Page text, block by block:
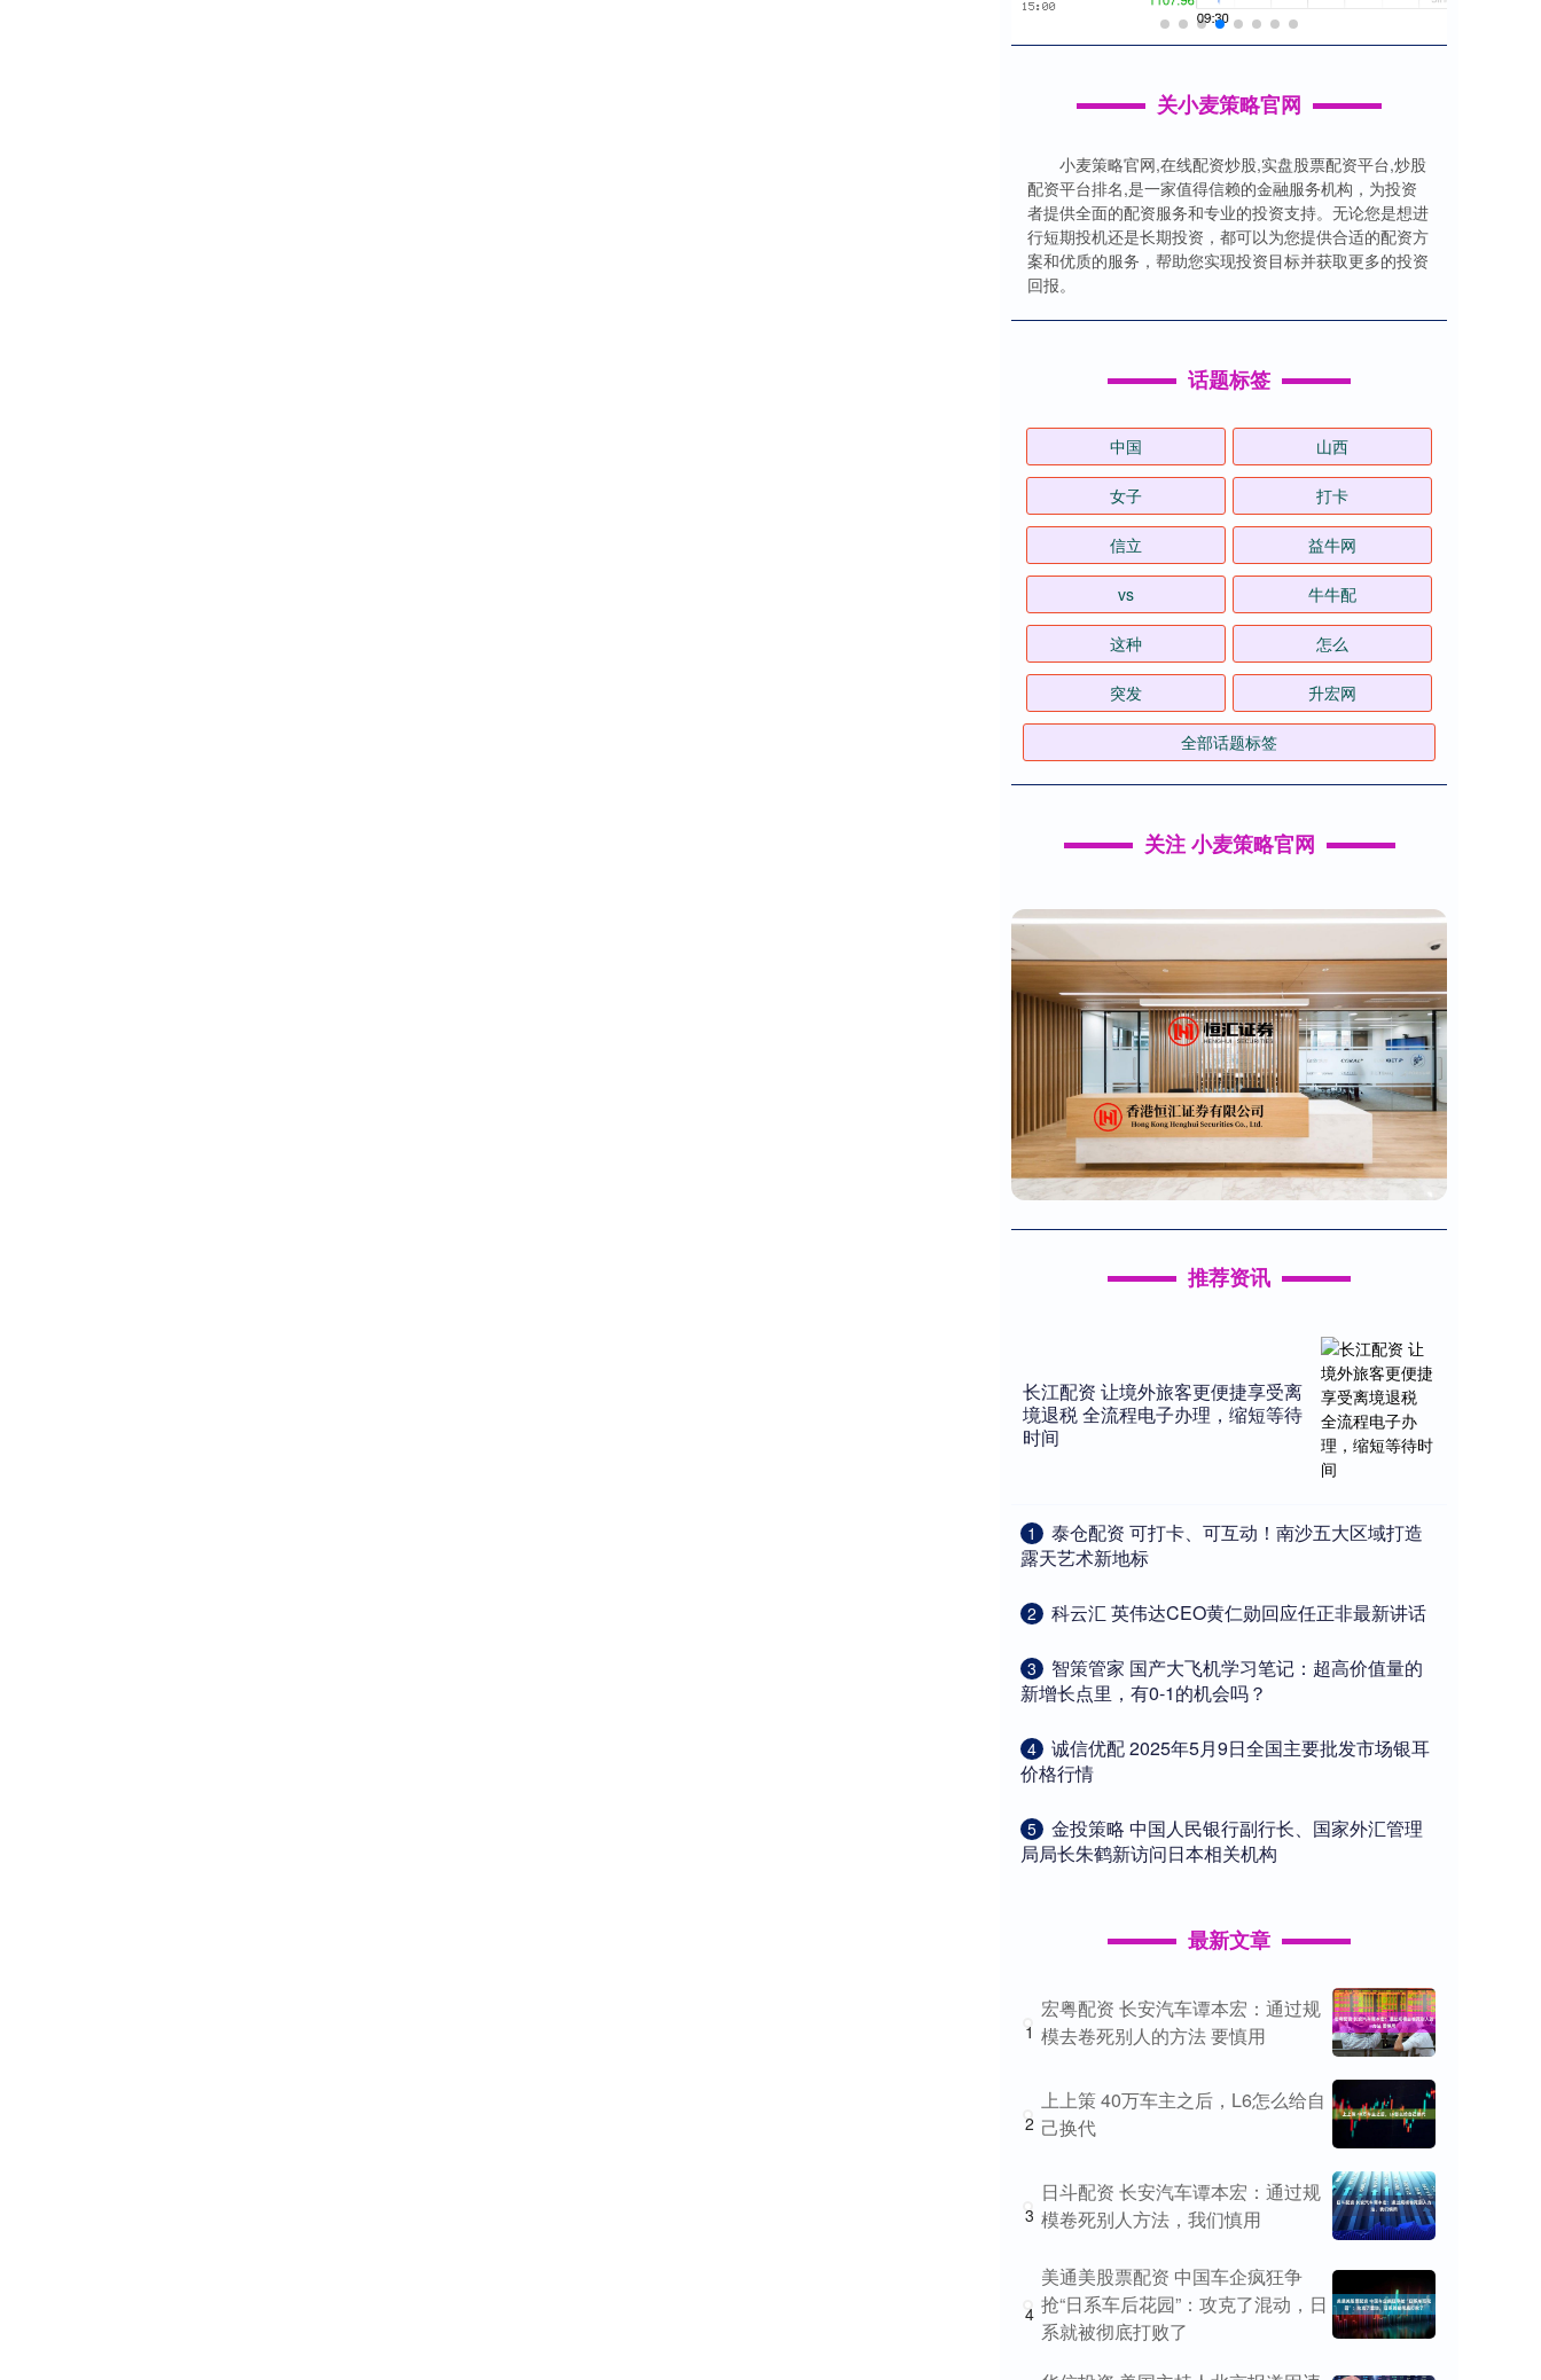
关小麦策略官网
小麦策略官网,在线配资炒股,实盘股票配资平台,炒股
配资平台排名,是一家值得信赖的金融服务机构，为投资
者提供全面的配资服务和专业的投资支持。无论您是想进
行短期投机还是长期投资，都可以为您提供合适的配资方
案和优质的服务，帮助您实现投资目标并获取更多的投资
回报。
话题标签
中国 山西
女子 打卡
信立 益牛网
vs 牛牛配
这种 怎么
突发 升宏网
全部话题标签
关注 小麦策略官网
推荐资讯
长江配资 让境外旅客更便捷享受离
境退税 全流程电子办理，缩短等待
时间
1
​泰仓配资 可打卡、可互动！南沙五大区域打造
露天艺术新地标
2 ​科云汇 英伟达CEO黄仁勋回应任正非最新讲话
3
​智策管家 国产大飞机学习笔记：超高价值量的
新增长点里，有0-1的机会吗？
4
​诚信优配 2025年5月9日全国主要批发市场银耳
价格行情
5
​金投策略 中国人民银行副行长、国家外汇管理
局局长朱鹤新访问日本相关机构
最新文章
1
宏粤配资 长安汽车谭本宏：通过规
模去卷死别人的方法 要慎用
2
上上策 40万车主之后，L6怎么给自
己换代
3
日斗配资 长安汽车谭本宏：通过规
模卷死别人方法，我们慎用
4
美通美股票配资 中国车企疯狂争
抢“日系车后花园”：攻克了混动，日
系就被彻底打败了